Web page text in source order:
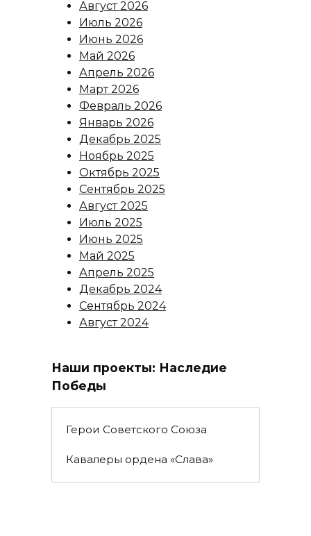
Август 2026
Июль 2026
Июнь 2026
Май 2026
Апрель 2026
Март 2026
Февраль 2026
Январь 2026
Декабрь 2025
Ноябрь 2025
Октябрь 2025
Сентябрь 2025
Август 2025
Июль 2025
Июнь 2025
Май 2025
Апрель 2025
Декабрь 2024
Сентябрь 2024
Август 2024
Наши проекты: Наследие
Победы
Герои Советского Союза
Кавалеры ордена «Слава»